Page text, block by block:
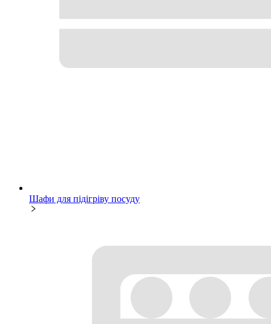
Шафи для підігріву посуду